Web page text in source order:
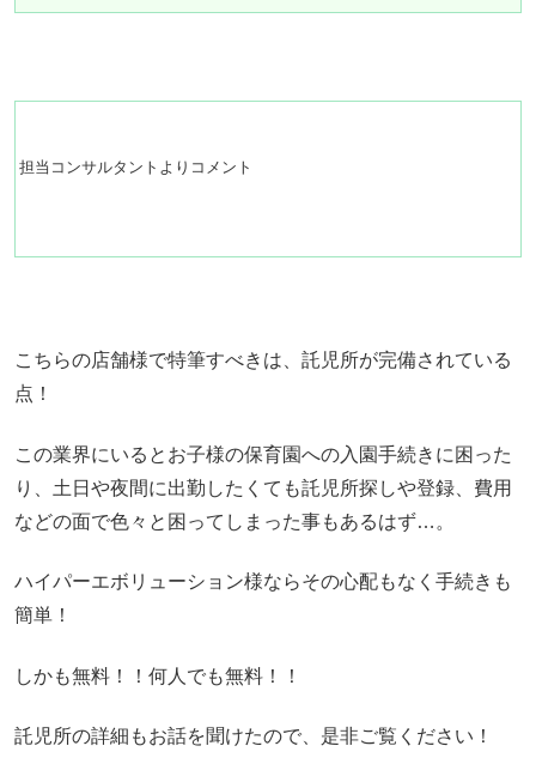
担当コンサルタントよりコメント
こちらの店舗様で特筆すべきは、託児所が完備されている
点！
この業界にいるとお子様の保育園への入園手続きに困った
り、土日や夜間に出勤したくても託児所探しや登録、費用
などの面で色々と困ってしまった事もあるはず…。
ハイパーエボリューション様ならその心配もなく手続きも
簡単！
しかも無料！！何人でも無料！！
託児所の詳細もお話を聞けたので、是非ご覧ください！